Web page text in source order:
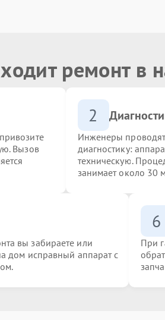
ремонт в
Вызов
2
Инженеры
диагностику:
техническую.
занимает около 30
вы забираете или
дом исправный аппарат с
6
При